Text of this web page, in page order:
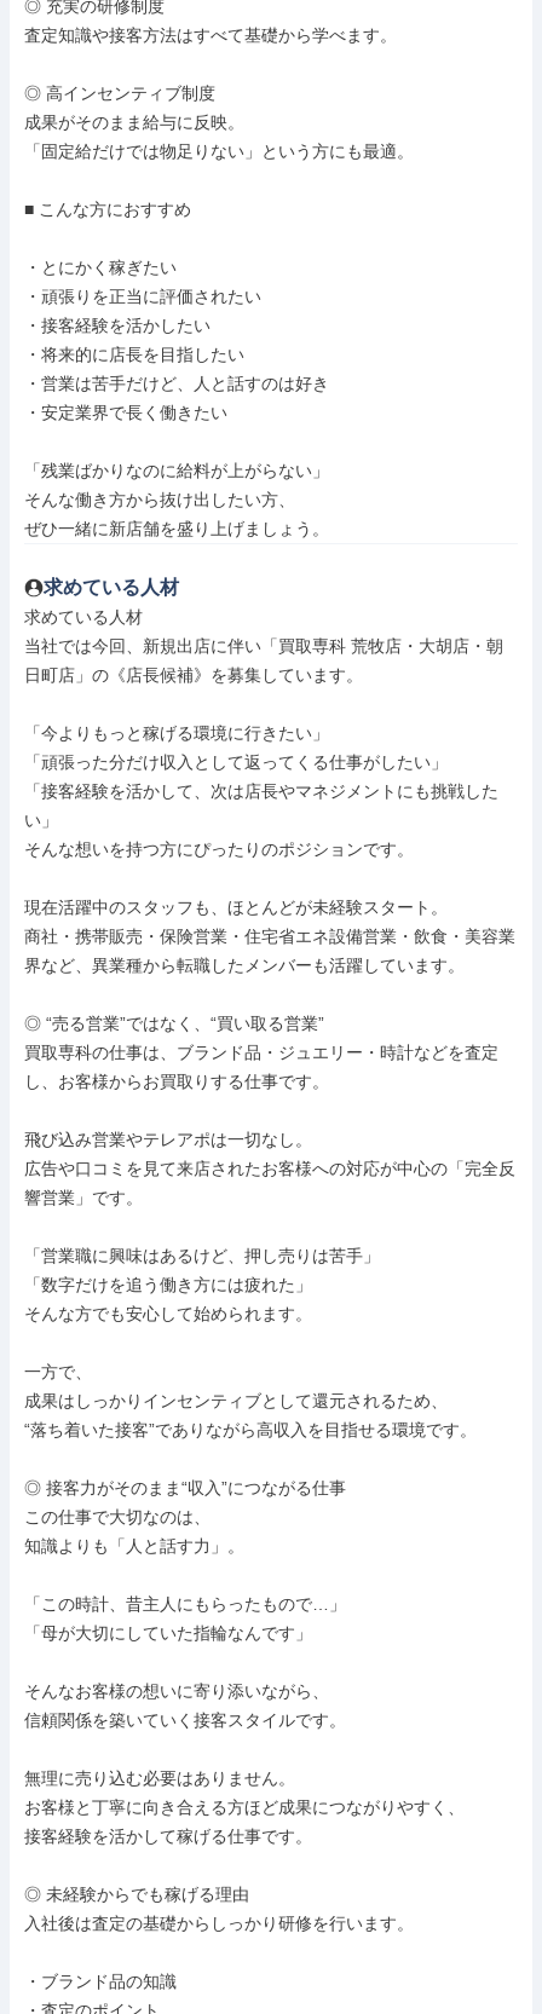
◎ 充実の研修制度
査定知識や接客方法はすべて基礎から学べます。
◎ 高インセンティブ制度
成果がそのまま給与に反映。
「固定給だけでは物足りない」という方にも最適。
■ こんな方におすすめ
・とにかく稼ぎたい
・頑張りを正当に評価されたい
・接客経験を活かしたい
・将来的に店長を目指したい
・営業は苦手だけど、人と話すのは好き
・安定業界で長く働きたい
「残業ばかりなのに給料が上がらない」
そんな働き方から抜け出したい方、
ぜひ一緒に新店舗を盛り上げましょう。
求めている人材
求めている人材
当社では今回、新規出店に伴い「買取専科 荒牧店・大胡店・朝
日町店」の《店長候補》を募集しています。
「今よりもっと稼げる環境に行きたい」
「頑張った分だけ収入として返ってくる仕事がしたい」
「接客経験を活かして、次は店長やマネジメントにも挑戦した
い」
そんな想いを持つ方にぴったりのポジションです。
現在活躍中のスタッフも、ほとんどが未経験スタート。
商社・携帯販売・保険営業・住宅省エネ設備営業・飲食・美容業
界など、異業種から転職したメンバーも活躍しています。
◎ “売る営業”ではなく、“買い取る営業”
買取専科の仕事は、ブランド品・ジュエリー・時計などを査定
し、お客様からお買取りする仕事です。
飛び込み営業やテレアポは一切なし。
広告や口コミを見て来店されたお客様への対応が中心の「完全反
響営業」です。
「営業職に興味はあるけど、押し売りは苦手」
「数字だけを追う働き方には疲れた」
そんな方でも安心して始められます。
一方で、
成果はしっかりインセンティブとして還元されるため、
“落ち着いた接客”でありながら高収入を目指せる環境です。
◎ 接客力がそのまま“収入”につながる仕事
この仕事で大切なのは、
知識よりも「人と話す力」。
「この時計、昔主人にもらったもので…」
「母が大切にしていた指輪なんです」
そんなお客様の想いに寄り添いながら、
信頼関係を築いていく接客スタイルです。
無理に売り込む必要はありません。
お客様と丁寧に向き合える方ほど成果につながりやすく、
接客経験を活かして稼げる仕事です。
◎ 未経験からでも稼げる理由
入社後は査定の基礎からしっかり研修を行います。
・ブランド品の知識